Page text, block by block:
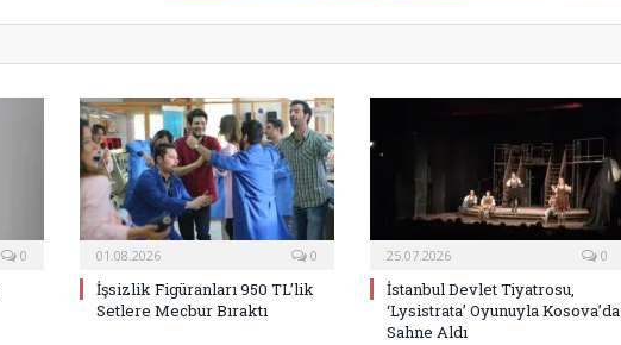
0 01.08.2026 0
İşsizlik Figüranları 950 TL’lik
Setlere Mecbur Bıraktı
25.07.2026 0
İstanbul Devlet Tiyatrosu,
‘Lysistrata’ Oyunuyla Kosova’da
Sahne Aldı